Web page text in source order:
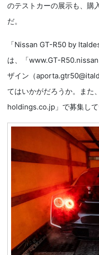
のテストカーの展示も、購
だ。
「Nissan GT-R50 by
は、「www.GT-
ザイン（
てはいかがだろうか。ま
holdings.co.jp」で募集して